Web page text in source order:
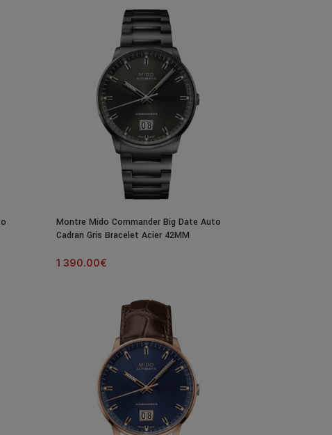
Montre Mido Commander Big Date Auto
Cadran Gris Bracelet Acier 42MM
1 390.00€